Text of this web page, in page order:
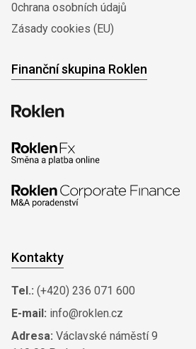
0chrana osobních údajů
Zásady cookies (EU)
Finanční skupina Roklen
Kontakty
Tel.: (+420) 236 071 600
E-mail: info@roklen.cz
Adresa: Václavské náměstí 9